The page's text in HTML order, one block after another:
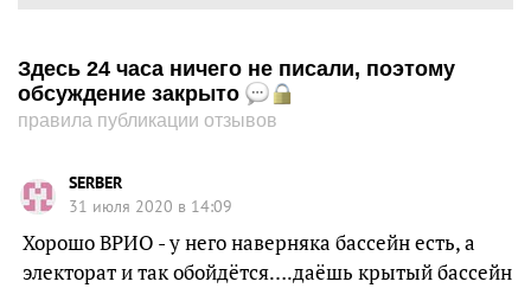
Здесь 24 часа ничего не писали, поэтому
обсуждение закрыто
правила публикации отзывов
SERBER
31 июля 2020 в 14:09
Хорошо ВРИО - у него наверняка бассейн есть, а
электорат и так обойдётся….даёшь крытый бассейн